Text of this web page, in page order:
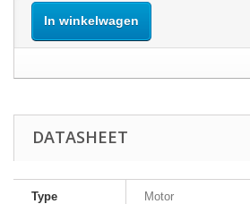
In winkelwagen
DATASHEET
Type Motor